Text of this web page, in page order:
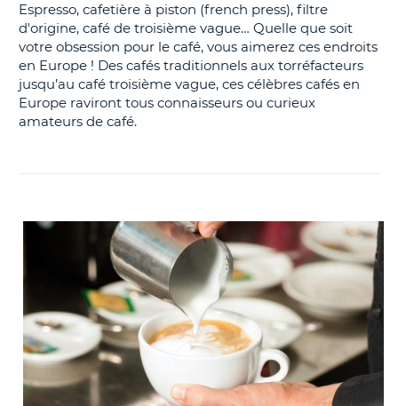
Espresso, cafetière à piston (french press), filtre
d'origine, café de troisième vague… Quelle que soit
votre obsession pour le café, vous aimerez ces endroits
en Europe ! Des cafés traditionnels aux torréfacteurs
jusqu’au café troisième vague, ces célèbres cafés en
Europe raviront tous connaisseurs ou curieux
amateurs de café.